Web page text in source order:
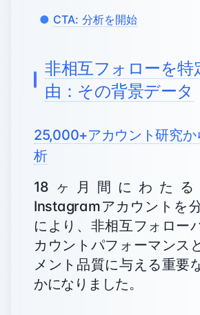
CTA: 分析を開始
非相互フォローを特
由：その背景データ
25,000+アカウント研究か
析
18ヶ月間にわたる
Instagramアカウントを
により、非相互フォロー
カウントパフォーマンス
メント品質に与える重要
かになりました。